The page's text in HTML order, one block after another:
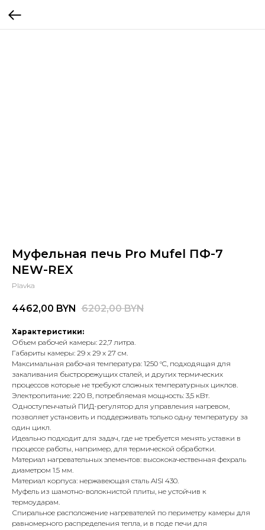
Муфельная печь Pro Mufel ПФ-7
NEW-REX
Plavka
4462,00 BYN 6202,00 BYN
Характеристики:
Объем рабочей камеры: 22,7 литра.
Габариты камеры: 29 x 29 x 27 см.
Максимальная рабочая температура: 1250 °C, подходящая для
закаливания быстрорежущих сталей, и других термических
процессов которые не требуют сложных температурных циклов.
Электропитание: 220 В, потребляемая мощность: 3,5 кВт.
Одноступенчатый ПИД-регулятор для управления нагревом,
позволяет установить и поддерживать только одну температуру за
один цикл.
Идеально подходит для задач, где не требуется менять уставки в
процессе работы, например, для термической обработки.
Материал нагревательных элементов: высококачественная фехраль
диаметром 1.5 мм.
Материал корпуса: нержавеющая сталь AISI 430.
Муфель из шамотно-волокнистой плиты, не устойчив к
термоударам.
Спиральное расположение нагревателей по периметру камеры для
равномерного распределения тепла, и в поде печи для